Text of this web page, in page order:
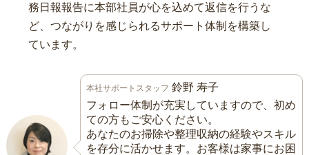
務日報報告に本部社員が心を込めて返信を行うな
ど、つながりを感じられるサポート体制を構築し
ています。
本社サポートスタッフ 鈴野 寿子
フォロー体制が充実していますので、初め
ての方もご安心ください。
あなたのお掃除や整理収納の経験やスキル
を存分に活かせます。お客様は家事にお困